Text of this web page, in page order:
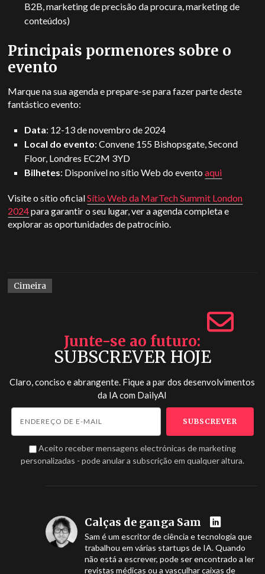
B2B, marketing de precisão da procura, marketing de
conteúdos)
Principais pormenores sobre o
evento
Marque na sua agenda e prepare-se para fazer parte deste
fantástico evento:
Data: 12-13 de novembro de 2024
Local do evento: Convene 155 Bishopsgate, Second
Floor, Londres EC2M 3YD
Bilhetes: Disponível no sítio Web do eventoaqui
Visite o sítio oficialSítio Web da MarTech Summit London
2024para garantir o seu lugar, ver a agenda completa e
explorar as oportunidades de patrocínio.
Cimeira
Junte-se ao futuro
SUBSCREVER HOJE
Claro, conciso e abrangente. Fique a par dos desenvolvimentos
da IA com DailyAI
Aceito receber mensagens electrónicas de marketing
personalizadas - pode anular a subscrição em qualquer altura.
Calças de ganga Sam
Sam é um escritor de ciência e tecnologia que
trabalhou em várias startups de IA. Quando
não está a escrever, pode ser encontrado a ler
revistas médicas ou a vasculhar caixas de